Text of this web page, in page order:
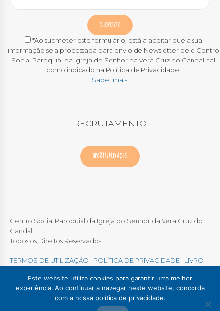
*Ao submeter este formulário, está a aceitar que a sua
informação seja processada para envio de Newsletter pelo Centro
Social Paroquial da Igreja do Senhor da Vera Cruz do Candal, tal
como indicado na Política de Privacidade.
Saber mais.
RECRUTAMENTO
OPORTUNIDADES
Centro Social Paroquial da Igreja do Senhor da Vera Cruz do
Candal
Todos os Direitos Reservados
TERMOS DE UTILIZAÇÃO | POLÍTICA DE PRIVACIDADE | LIVRO
Colégio / Creche Candal
Creche Madalena
Este website utiliza cookies para garantir uma melhor
experiência. Ao continuar a navegar neste website, concorda
com a nossa política de privacidade.